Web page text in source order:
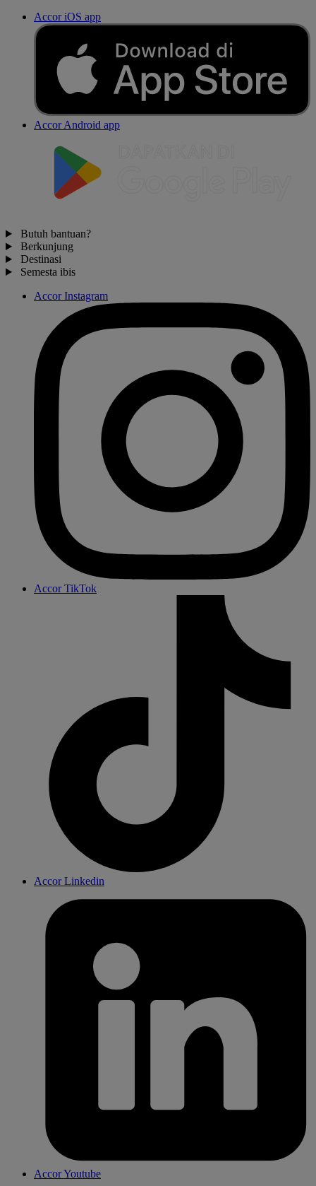
Accor iOS app
Accor Android app
Butuh bantuan?
Berkunjung
Destinasi
Semesta ibis
Accor Instagram
Accor TikTok
Accor Linkedin
Accor Youtube